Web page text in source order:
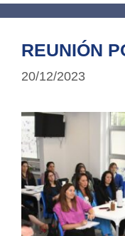
REUNIÓN
20/12/2023